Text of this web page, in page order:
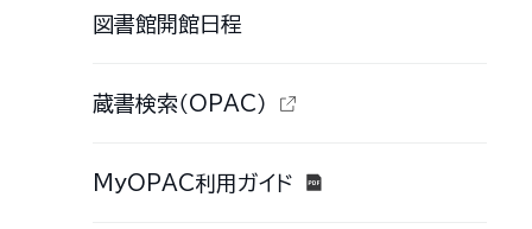
図書館開館日程
蔵書検索（OPAC）
MyOPAC利用ガイド